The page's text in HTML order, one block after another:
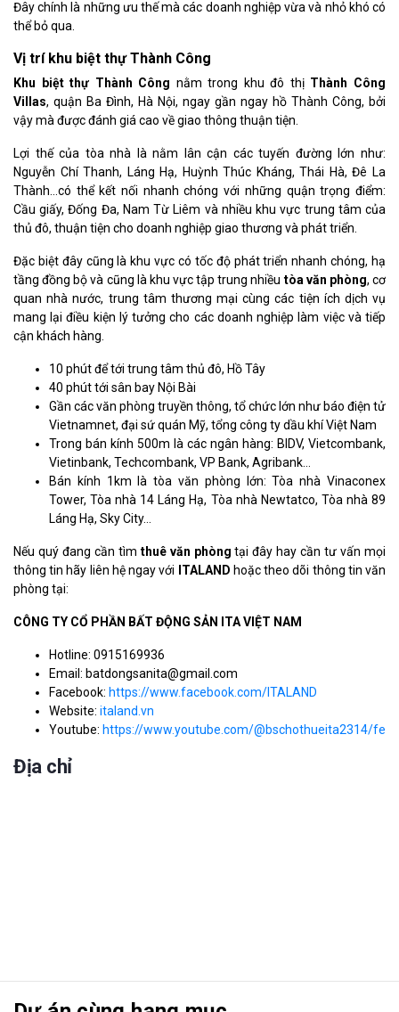
Đây chính là những ưu thế mà các doanh nghiệp vừa và nhỏ khó có
thể bỏ qua.
Vị trí khu biệt thự Thành Công
Khu biệt thự Thành Công nằm trong khu đô thị Thành Công
Villas, quận Ba Đình, Hà Nội, ngay gần ngay hồ Thành Công, bởi
vậy mà được đánh giá cao về giao thông thuận tiện.
Lợi thế của tòa nhà là nằm lân cận các tuyến đường lớn như:
Nguyễn Chí Thanh, Láng Hạ, Huỳnh Thúc Kháng, Thái Hà, Đê La
Thành…có thể kết nối nhanh chóng với những quận trọng điểm:
Cầu giấy, Đống Đa, Nam Từ Liêm và nhiều khu vực trung tâm của
thủ đô, thuận tiện cho doanh nghiệp giao thương và phát triển.
Đặc biệt đây cũng là khu vực có tốc độ phát triển nhanh chóng, hạ
tầng đồng bộ và cũng là khu vực tập trung nhiều tòa văn phòng, cơ
quan nhà nước, trung tâm thương mại cùng các tiện ích dịch vụ
mang lại điều kiện lý tưởng cho các doanh nghiệp làm việc và tiếp
cận khách hàng.
10 phút để tới trung tâm thủ đô, Hồ Tây
40 phút tới sân bay Nội Bài
Gần các văn phòng truyền thông, tổ chức lớn như báo điện tử
Vietnamnet, đại sứ quán Mỹ, tổng công ty dầu khí Việt Nam
Trong bán kính 500m là các ngân hàng: BIDV, Vietcombank,
Vietinbank, Techcombank, VP Bank, Agribank…
Bán kính 1km là tòa văn phòng lớn: Tòa nhà Vinaconex
Tower, Tòa nhà 14 Láng Hạ, Tòa nhà Newtatco, Tòa nhà 89
Láng Hạ, Sky City…
Nếu quý đang cần tìm thuê văn phòngtại đây hay cần tư vấn mọi
thông tin hãy liên hệ ngay với
ITALAND hoặc theo dõi thông tin văn
phòng tại:
CÔNG TY CỔ PHẦN BẤT ĐỘNG SẢN ITA VIỆT NAM
Hotline: 0915169936
Email: batdongsanita@gmail.com
Facebook: https://www.facebook.com/ITALAND
Website: italand.vn
Youtube: https://www.youtube.com/@bschothueita2314/
Địa chỉ